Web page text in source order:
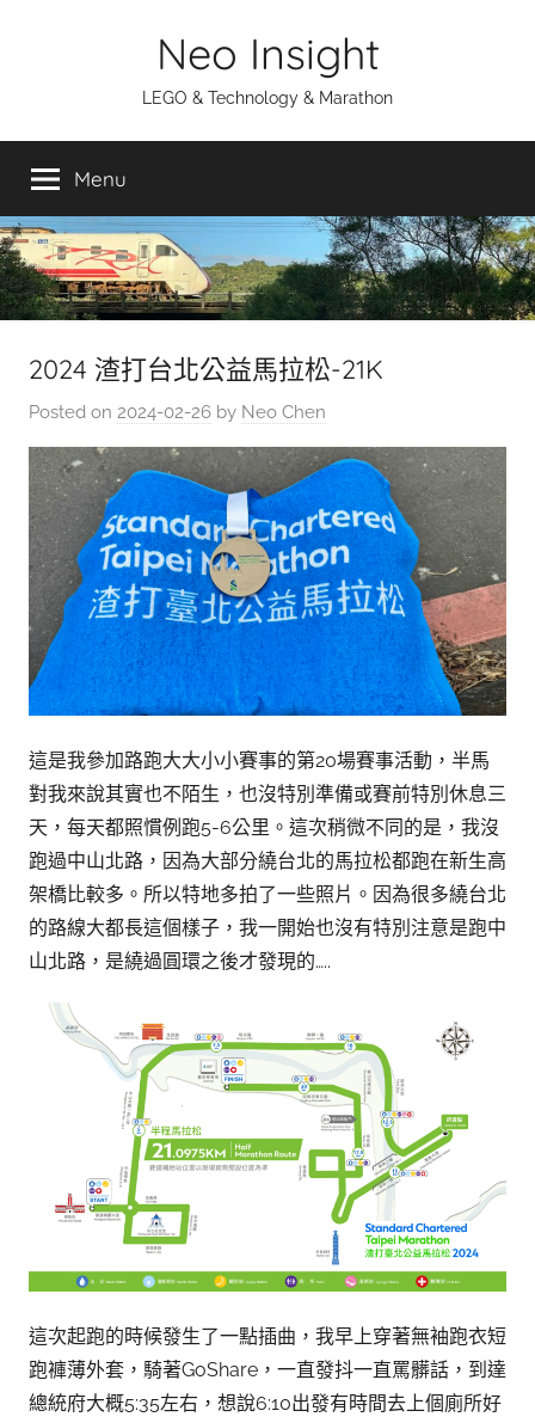
Neo Insight
LEGO & Technology & Marathon
Menu
2024 渣打台北公益馬拉松-21K
Posted on 2024-02-26 by Neo Chen
這是我參加路跑大大小小賽事的第20場賽事活動，半馬
對我來說其實也不陌生，也沒特別準備或賽前特別休息三
天，每天都照慣例跑5-6公里。這次稍微不同的是，我沒
跑過中山北路，因為大部分繞台北的馬拉松都跑在新生高
架橋比較多。所以特地多拍了一些照片。因為很多繞台北
的路線大都長這個樣子，我一開始也沒有特別注意是跑中
山北路，是繞過圓環之後才發現的…..
這次起跑的時候發生了一點插曲，我早上穿著無袖跑衣短
跑褲薄外套，騎著GoShare，一直發抖一直罵髒話，到達
總統府大概5:35左右，想說6:10出發有時間去上個廁所好